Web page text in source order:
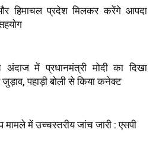
हिमाचल प्रदेश मिलकर करेंगे आपदा
अंदाज में प्रधानमंत्री मोदी का दिखा
पहाड़ी बोली से किया कनेक्ट
मामले में उच्चस्तरीय जांच जारी : एसपी